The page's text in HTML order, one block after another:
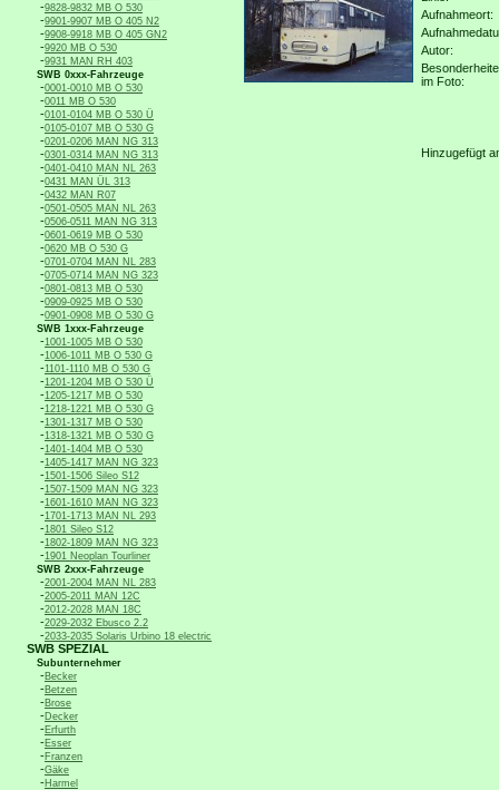
-9828-9832 MB O 530
-9901-9907 MB O 405 N2
-9908-9918 MB O 405 GN2
-9920 MB O 530
-9931 MAN RH 403
SWB 0xxx-Fahrzeuge
-0001-0010 MB O 530
-0011 MB O 530
-0101-0104 MB O 530 Ü
-0105-0107 MB O 530 G
-0201-0206 MAN NG 313
-0301-0314 MAN NG 313
-0401-0410 MAN NL 263
-0431 MAN ÜL 313
-0432 MAN R07
-0501-0505 MAN NL 263
-0506-0511 MAN NG 313
-0601-0619 MB O 530
-0620 MB O 530 G
-0701-0704 MAN NL 283
-0705-0714 MAN NG 323
-0801-0813 MB O 530
-0909-0925 MB O 530
-0901-0908 MB O 530 G
SWB 1xxx-Fahrzeuge
-1001-1005 MB O 530
-1006-1011 MB O 530 G
-1101-1110 MB O 530 G
-1201-1204 MB O 530 Ü
-1205-1217 MB O 530
-1218-1221 MB O 530 G
-1301-1317 MB O 530
-1318-1321 MB O 530 G
-1401-1404 MB O 530
-1405-1417 MAN NG 323
-1501-1506 Sileo S12
-1507-1509 MAN NG 323
-1601-1610 MAN NG 323
-1701-1713 MAN NL 293
-1801 Sileo S12
-1802-1809 MAN NG 323
-1901 Neoplan Tourliner
SWB 2xxx-Fahrzeuge
-2001-2004 MAN NL 283
-2005-2011 MAN 12C
-2012-2028 MAN 18C
-2029-2032 Ebusco 2.2
-2033-2035 Solaris Urbino 18 electric
SWB SPEZIAL
Subunternehmer
-Becker
-Betzen
-Brose
-Decker
-Erfurth
-Esser
-Franzen
-Gäke
-Harmel
Aufnahmeort:
Autor:
im Foto:
Hinzugefügt